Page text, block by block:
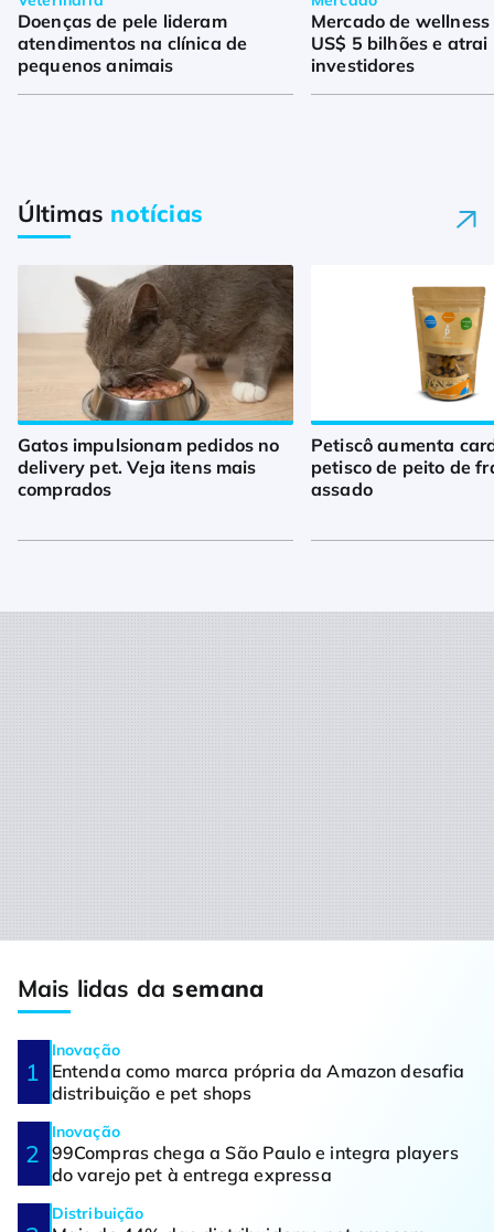
Doenças de pele lideram
atendimentos na clínica de
pequenos animais
Mercado de
US$ 5 bilhões e atrai
investidores
Últimas notícias
Gatos impulsionam pedidos no
delivery pet. Veja itens mais
comprados
Petiscô aumenta
petisco de peito de
assado
Mais lidas dasemana
Inovação
Entenda como marca própria da Amazon desafia
distribuição e pet shops
Inovação
99Compras chega a São Paulo e integra players
do varejo pet à entrega expressa
Distribuição